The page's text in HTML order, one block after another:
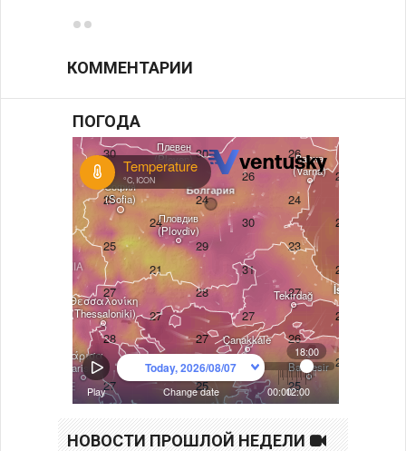
КОММЕНТАРИИ
ПОГОДА
НОВОСТИ ПРОШЛОЙ НЕДЕЛИ